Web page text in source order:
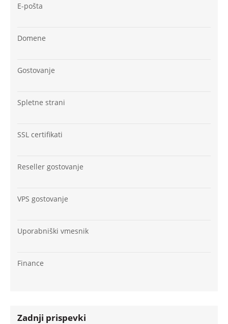
E-pošta
Domene
Gostovanje
Spletne strani
SSL certifikati
Reseller gostovanje
VPS gostovanje
Uporabniški vmesnik
Finance
Zadnji prispevki